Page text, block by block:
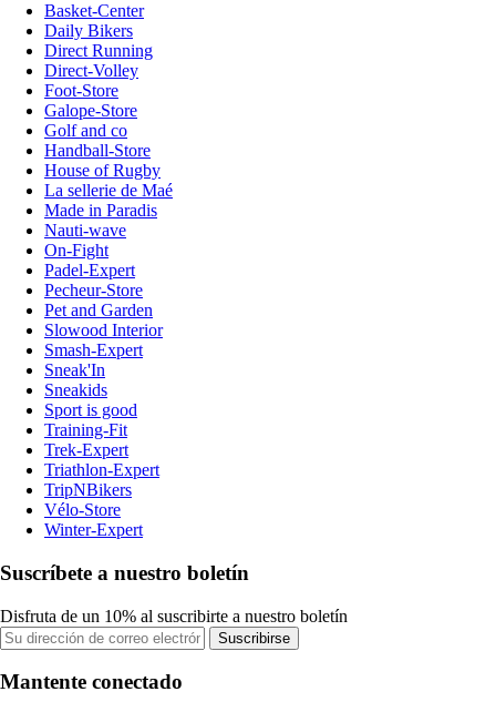
Basket-Center
Daily Bikers
Direct Running
Direct-Volley
Foot-Store
Galope-Store
Golf and co
Handball-Store
House of Rugby
La sellerie de Maé
Made in Paradis
Nauti-wave
On-Fight
Padel-Expert
Pecheur-Store
Pet and Garden
Slowood Interior
Smash-Expert
Sneak'In
Sneakids
Sport is good
Training-Fit
Trek-Expert
Triathlon-Expert
TripNBikers
Vélo-Store
Winter-Expert
Suscríbete a nuestro boletín
Disfruta de un 10% al suscribirte a nuestro boletín
Suscribirse
Mantente conectado